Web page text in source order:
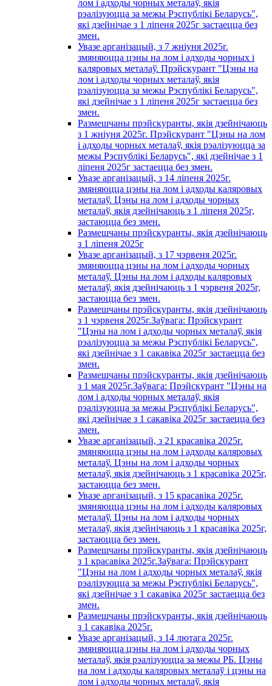
лом і адходы чорных металаў, якія
рэалізуюцца за межы Рэспублікі Беларусь",
які дзейнічае з 1 лiпеня 2025г застаецца без
змен.
Увазе арганізацый, з 7 жнiуня 2025г.
змяняюцца цэны на лом і адходы чорных i
каляровых металаў. Прэйскурант "Цэны на
лом і адходы чорных металаў, якія
рэалізуюцца за межы Рэспублікі Беларусь",
які дзейнічае з 1 лiпеня 2025г застаецца без
змен.
Размешчаны прэйскуранты, якія дзейнічаюць
з 1 жнiуня 2025г. Прэйскурант "Цэны на лом
і адходы чорных металаў, якія рэалізуюцца за
межы Рэспублікі Беларусь", які дзейнічае з 1
лiпеня 2025г застаецца без змен.
Увазе арганізацый, з 14 лiпеня 2025г.
змяняюцца цэны на лом і адходы каляровых
металаў. Цэны на лом і адходы чорных
металаў, якія дзейнічаюць з 1 лiпеня 2025г,
застаюцца без змен.
Размешчаны прэйскуранты, якія дзейнічаюць
з 1 лiпеня 2025г
Увазе арганізацый, з 17 чэрвеня 2025г.
змяняюцца цэны на лом і адходы чорных
металаў. Цэны на лом і адходы каляровых
металаў, якія дзейнічаюць з 1 чэрвеня 2025г,
застаюцца без змен.
Размешчаны прэйскуранты, якія дзейнічаюць
з 1 чэрвеня 2025г.Заўвага: Прэйскурант
"Цэны на лом і адходы чорных металаў, якія
рэалізуюцца за межы Рэспублікі Беларусь",
які дзейнічае з 1 сакавiка 2025г застаецца без
змен.
Размешчаны прэйскуранты, якія дзейнічаюць
з 1 мая 2025г.Заўвага: Прэйскурант "Цэны на
лом і адходы чорных металаў, якія
рэалізуюцца за межы Рэспублікі Беларусь",
які дзейнічае з 1 сакавiка 2025г застаецца без
змен.
Увазе арганізацый, з 21 красавiка 2025г.
змяняюцца цэны на лом і адходы каляровых
металаў. Цэны на лом і адходы чорных
металаў, якія дзейнічаюць з 1 красавiка 2025г,
застаюцца без змен.
Увазе арганізацый, з 15 красавiка 2025г.
змяняюцца цэны на лом і адходы каляровых
металаў. Цэны на лом і адходы чорных
металаў, якія дзейнічаюць з 1 красавiка 2025г,
застаюцца без змен.
Размешчаны прэйскуранты, якія дзейнічаюць
з 1 красавiка 2025г.Заўвага: Прэйскурант
"Цэны на лом і адходы чорных металаў, якія
рэалізуюцца за межы Рэспублікі Беларусь",
які дзейнічае з 1 сакавiка 2025г застаецца без
змен.
Размешчаны прэйскуранты, якія дзейнічаюць
з 1 сакавiка 2025г.
Увазе арганізацый, з 14 лютага 2025г.
змяняюцца цэны на лом і адходы чорных
металаў, якія рэалізуюцца за межы РБ. Цэны
на лом і адходы каляровых металаў і цэны на
лом і адходы чорных металаў, якія